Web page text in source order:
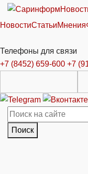
НовостиСтатьиМнения
Телефоны для связи
+7 (8452) 659-600 +7
Поиск